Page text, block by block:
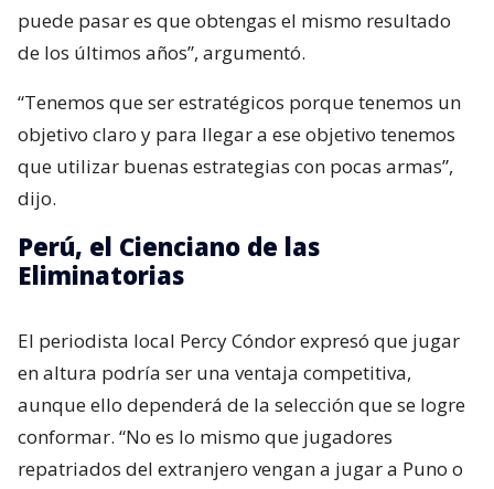
puede pasar es que obtengas el mismo resultado
de los últimos años”, argumentó.
“Tenemos que ser estratégicos porque tenemos un
objetivo claro y para llegar a ese objetivo tenemos
que utilizar buenas estrategias con pocas armas”,
dijo.
Perú, el Cienciano de las
Eliminatorias
El periodista local Percy Cóndor expresó que jugar
en altura podría ser una ventaja competitiva,
aunque ello dependerá de la selección que se logre
conformar. “No es lo mismo que jugadores
repatriados del extranjero vengan a jugar a Puno o